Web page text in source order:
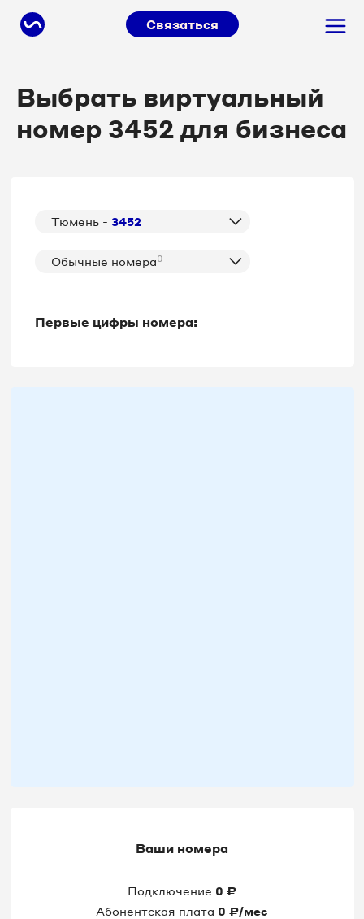
Связаться
Выбрать виртуальный
номер 3452 для бизнеса
Тюмень - 3452
Обычные номера0
Первые цифры номера:
Ваши номера
Подключение 0 ₽
Абонентская плата 0 ₽/мес